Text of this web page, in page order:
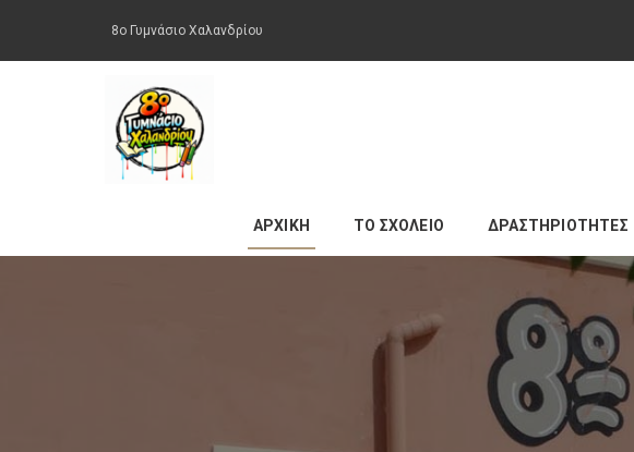
8ο Γυμνάσιο Χαλανδρίου
ΑΡΧΙΚΗ ΤΟ ΣΧΟΛΕΙΟ ΔΡΑΣΤΗΡΙΟΤΗΤΕΣ